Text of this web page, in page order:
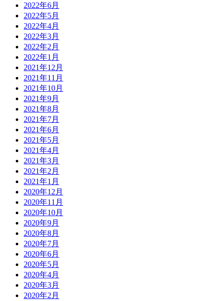
2022年6月
2022年5月
2022年4月
2022年3月
2022年2月
2022年1月
2021年12月
2021年11月
2021年10月
2021年9月
2021年8月
2021年7月
2021年6月
2021年5月
2021年4月
2021年3月
2021年2月
2021年1月
2020年12月
2020年11月
2020年10月
2020年9月
2020年8月
2020年7月
2020年6月
2020年5月
2020年4月
2020年3月
2020年2月